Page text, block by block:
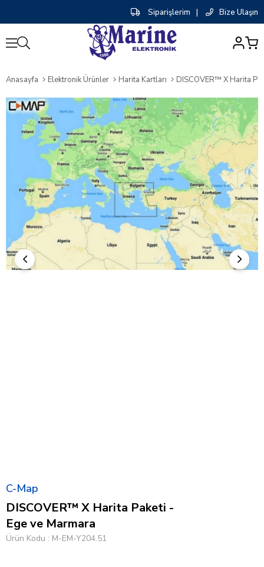
Siparişlerim | Bize Ulaşın
Anasayfa Elektronik Ürünler Harita Kartları DISCOVER™ X Harita
C-Map
DISCOVER™ X Harita Paketi -
Ege ve Marmara
Ürün Kodu M-EM-Y204.51